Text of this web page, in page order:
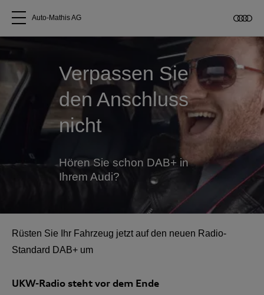
Über uns
Audi kaufen
Service & Reparatur
Geschäftskunden
Auto-Mathis AG
Verpassen Sie
den Anschluss
nicht
Hören Sie schon DAB+ in
Ihrem Audi?
Rüsten Sie Ihr Fahrzeug jetzt auf den neuen Radio-
Standard DAB+ um
UKW-Radio steht vor dem Ende